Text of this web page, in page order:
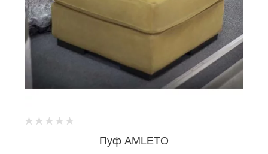
Пуф AMLETO